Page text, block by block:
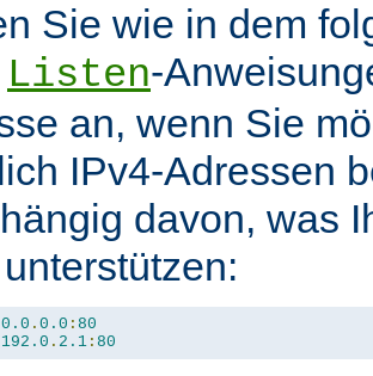
Sie wie in dem
Listen-
an, wenn Sie
IPv4-Adressen
davon, was
0.0 . 0.0 : 80
192.0 . 2.1 : 80